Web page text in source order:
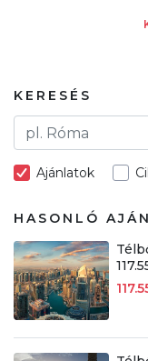
KERESÉS
Ajánlatok
HASONLÓ